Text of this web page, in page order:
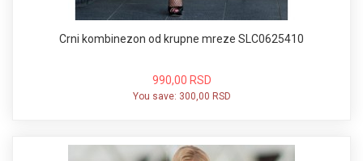
Crni kombinezon od krupne mreze SLC0625410
990,00 RSD
You save: 300,00 RSD